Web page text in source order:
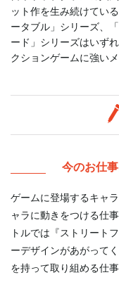
ット作を生み続けてい
ータブル」シリーズ、
ード」シリーズはいず
クションゲームに強い
今のお仕
ゲームに登場するキャ
ャラに動きをつける仕
トルでは『ストリート
ーデザインがあがって
を持って取り組める仕事